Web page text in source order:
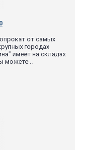
от самых
городах
имеет на складах
..